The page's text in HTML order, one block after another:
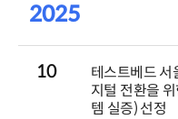
2025
10
테스트베드 서
지털 전환을
템 실증) 선정